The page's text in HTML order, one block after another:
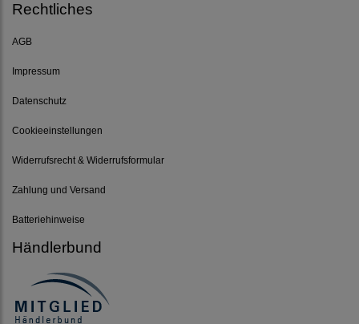
Rechtliches
AGB
Impressum
Datenschutz
Cookieeinstellungen
Widerrufsrecht & Widerrufsformular
Zahlung und Versand
Batteriehinweise
Händlerbund